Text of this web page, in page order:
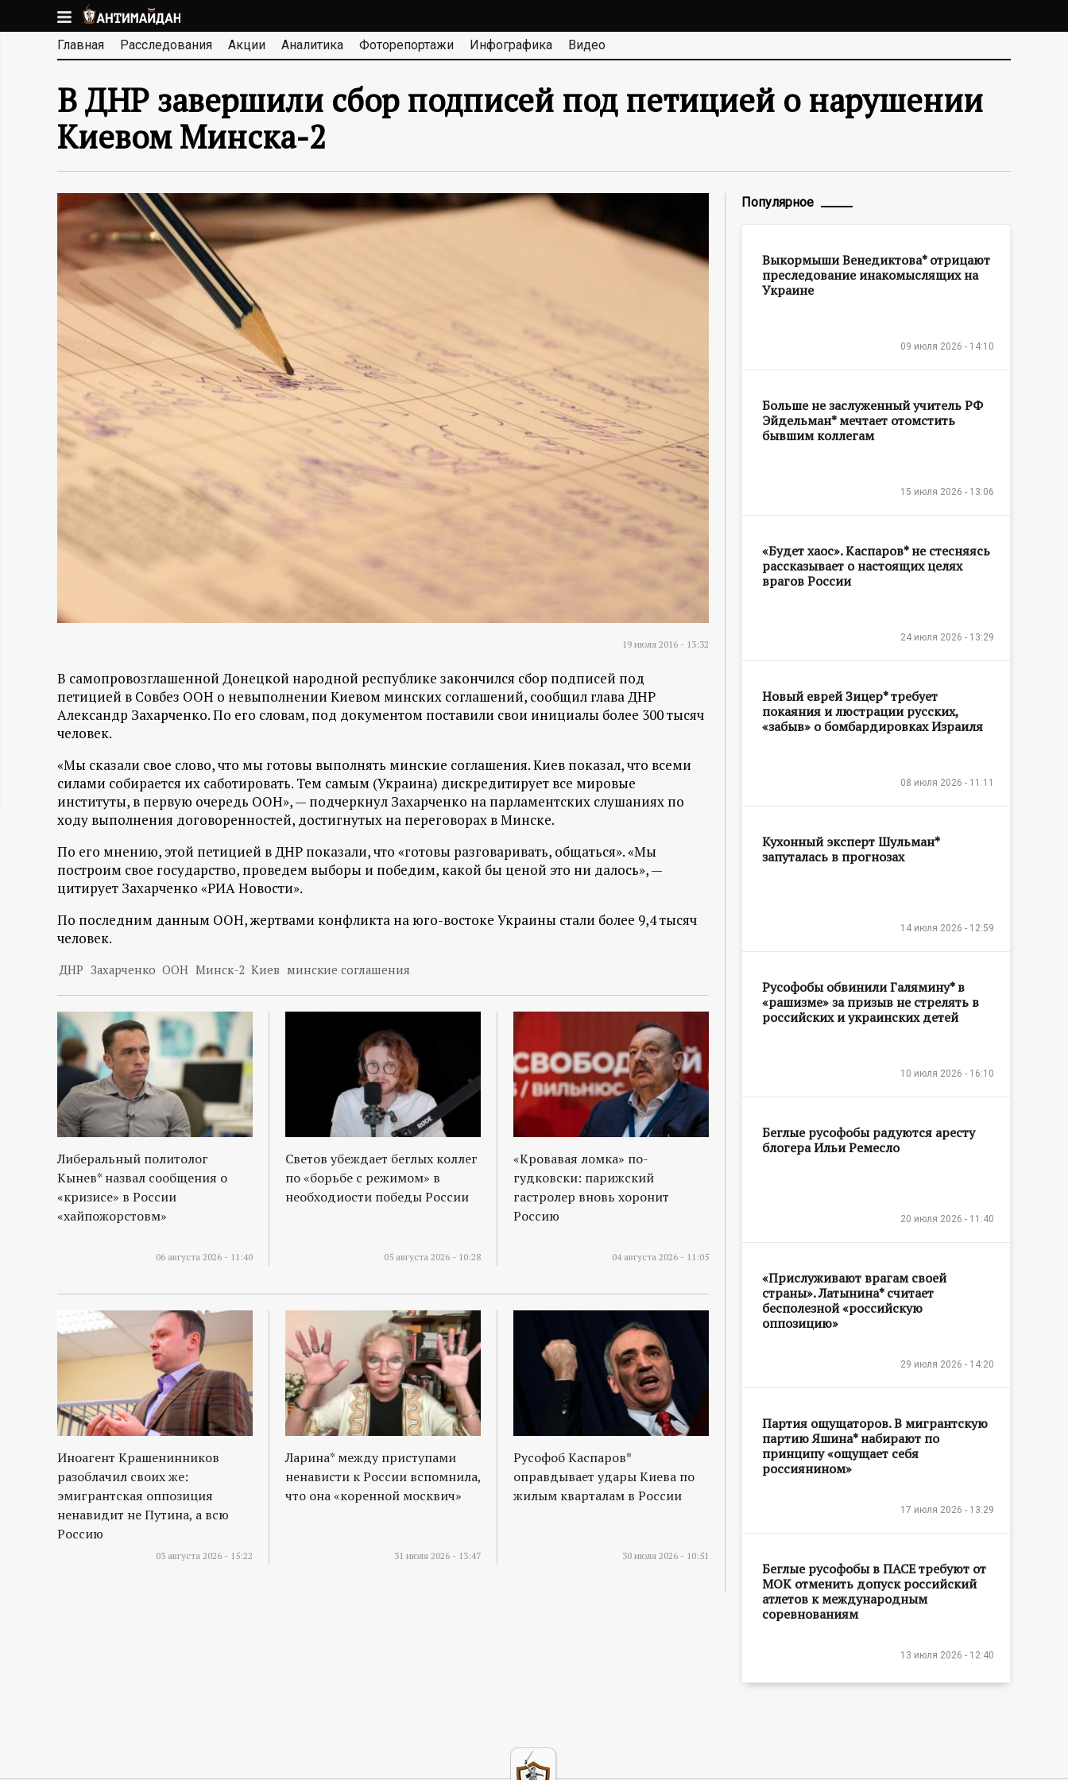
к
основномуА
Н
Т
И
М
Й
Д
А
-
и
ф
р
а
ц
и
о
н
н
ы
й
п
о
т
а
л
Главная Расследования Акции Аналитика Фоторепортажи Инфографика Видео
В ДНР завершили сбор подписей под петицией о нарушении
Киевом Минска-2
19 июля 2016 - 13:32
В самопровозглашенной Донецкой народной республике закончился сбор подписей под
петицией в Совбез ООН о невыполнении Киевом минских соглашений, сообщил глава ДНР
Александр Захарченко. По его словам, под документом поставили свои инициалы более 300 тысяч
человек.
«Мы сказали свое слово, что мы готовы выполнять минские соглашения. Киев показал, что всеми
силами собирается их саботировать. Тем самым (Украина) дискредитирует все мировые
институты, в первую очередь ООН», — подчеркнул Захарченко на парламентских слушаниях по
ходу выполнения договоренностей, достигнутых на переговорах в Минске.
По его мнению, этой петицией в ДНР показали, что «готовы разговаривать, общаться». «Мы
построим свое государство, проведем выборы и победим, какой бы ценой это ни далось», —
цитирует Захарченко «РИА Новости».
По последним данным ООН, жертвами конфликта на юго-востоке Украины стали более 9,4 тысяч
человек.
ДНР Захарченко ООН Минск-2 Киев минские соглашения
Либеральный политолог
Кынев* назвал сообщения о
«кризисе» в России
«хайпожорстовм»
06 августа 2026 - 11:40
Светов убеждает беглых коллег
по «борьбе с режимом» в
необходиости победы России
05 августа 2026 - 10:28
«Кровавая ломка» по-
гудковски: парижский
гастролер вновь хоронит
Россию
04 августа 2026 - 11:05
Иноагент Крашенинников
разоблачил своих же:
эмигрантская оппозиция
ненавидит не Путина, а всю
Россию
03 августа 2026 - 15:22
Ларина* между приступами
ненависти к России вспомнила,
что она «коренной москвич»
31 июля 2026 - 13:47
Русофоб Каспаров*
оправдывает удары Киева по
жилым кварталам в России
30 июля 2026 - 10:51
Популярное
Выкормыши Венедиктова* отрицают
преследование инакомыслящих на
Украине
09 июля 2026 - 14:10
Больше не заслуженный учитель РФ
Эйдельман* мечтает отомстить
бывшим коллегам
15 июля 2026 - 13:06
«Будет хаос». Каспаров* не стесняясь
рассказывает о настоящих целях
врагов России
24 июля 2026 - 13:29
Новый еврей Зицер* требует
покаяния и люстрации русских,
«забыв» о бомбардировках Израиля
08 июля 2026 - 11:11
Кухонный эксперт Шульман*
запуталась в прогнозах
14 июля 2026 - 12:59
Русофобы обвинили Галямину* в
«рашизме» за призыв не стрелять в
российских и украинских детей
10 июля 2026 - 16:10
Беглые русофобы радуются аресту
блогера Ильи Ремесло
20 июля 2026 - 11:40
«Прислуживают врагам своей
страны». Латынина* считает
бесполезной «российскую
оппозицию»
29 июля 2026 - 14:20
Партия ощущаторов. В мигрантскую
партию Яшина* набирают по
принципу «ощущает себя
россиянином»
17 июля 2026 - 13:29
Беглые русофобы в ПАСЕ требуют от
МОК отменить допуск российский
атлетов к международным
соревнованиям
13 июля 2026 - 12:40